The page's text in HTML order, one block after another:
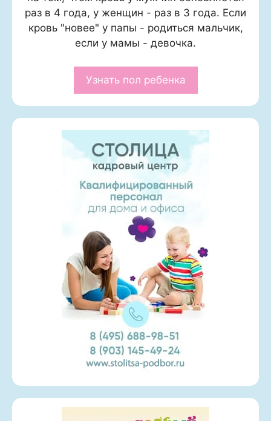
раз в 4 года, у женщин - раз в 3 года. Если
кровь "новее" у папы - родиться мальчик,
если у мамы - девочка.
Узнать пол ребенка